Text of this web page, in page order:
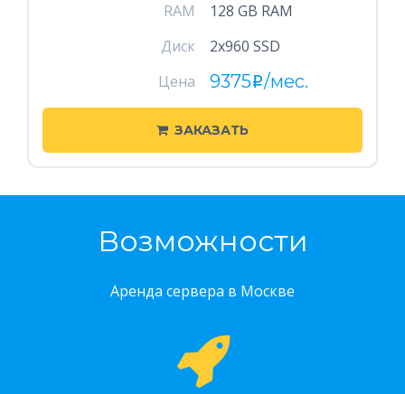
RAM
128 GB RAM
Диск
2x960 SSD
Цена
9375i/мес.
ЗАКАЗАТЬ
Возможности
Аренда сервера в Москве